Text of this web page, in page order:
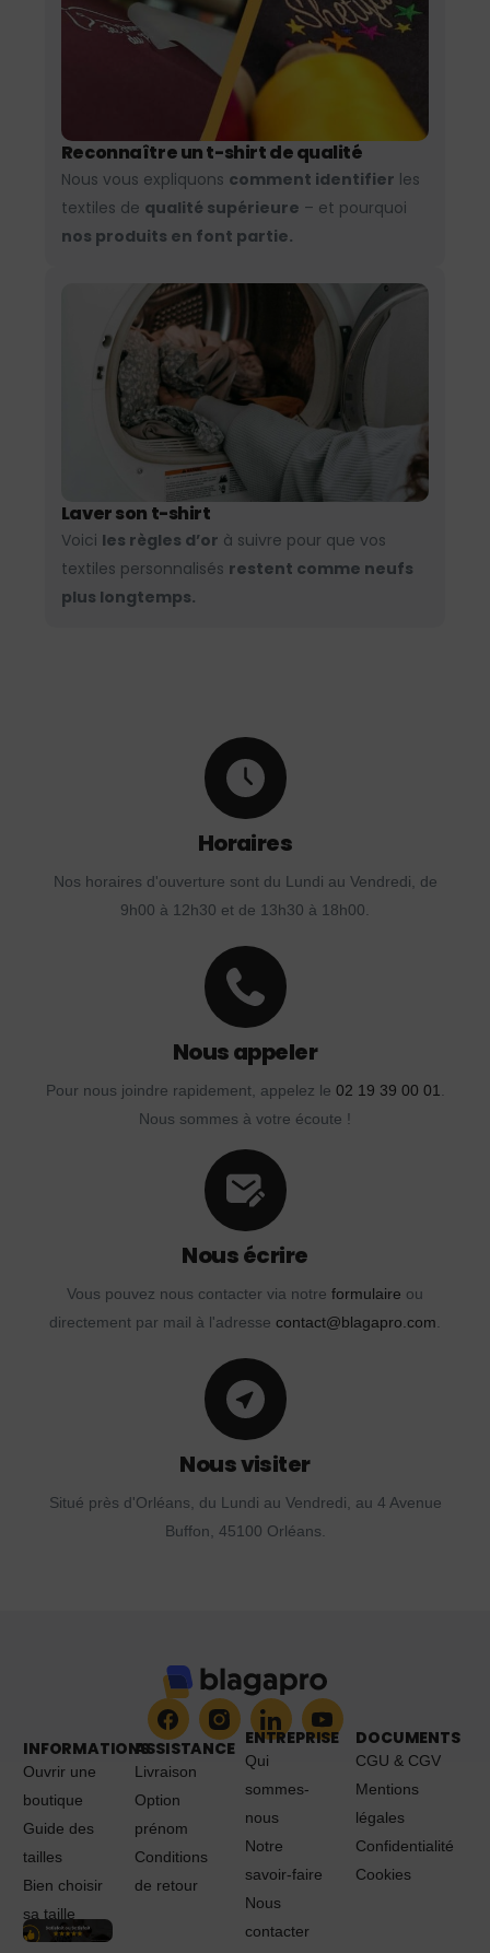
Reconnaître un t-shirt de qualité
Nous vous expliquons comment identifier les
textiles de qualité supérieure – et pourquoi
nos produits en font partie.
Laver son t-shirt
Voici les règles d’or à suivre pour que vos
textiles personnalisés restent comme neufs
plus longtemps.
Horaires
Nos horaires d'ouverture sont du Lundi au Vendredi, de
9h00 à 12h30 et de 13h30 à 18h00.
Nous appeler
Pour nous joindre rapidement, appelez le 02 19 39 00 01.
Nous sommes à votre écoute !
Nous écrire
Vous pouvez nous contacter via notre formulaire ou
directement par mail à l'adresse contact@blagapro.com.
Nous visiter
Situé près d'Orléans, du Lundi au Vendredi, au 4 Avenue
Buffon, 45100 Orléans.
INFORMATIONS
Ouvrir une
boutique
Guide des
tailles
Bien choisir
sa taille
ASSISTANCE
Livraison
Option
prénom
Conditions
de retour
ENTREPRISE
Qui
sommes-
nous
Notre
savoir-faire
Nous
contacter
DOCUMENTS
CGU & CGV
Mentions
légales
Confidentialité
Cookies